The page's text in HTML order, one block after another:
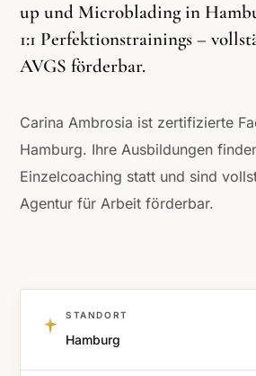
up und Microblading in
1:1 Perfektionstrainings –
AVGS förderbar.
Carina Ambrosia ist zertifizierte
Hamburg. Ihre Ausbildungen
Einzelcoaching statt und sind
Agentur für Arbeit förderbar.
STANDORT
Hamburg